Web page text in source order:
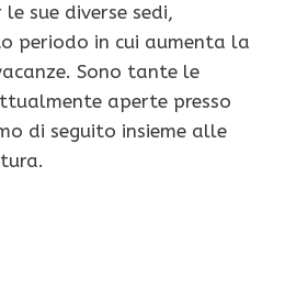
sue diverse sedi,
periodo in cui aumenta la
Sono tante le
aperte presso
di seguito insieme alle